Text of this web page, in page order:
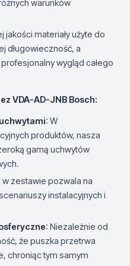
warunków
jakości materiały użyte do
długowieczność, a
wygląd całego
VDA-AD-JNB Bosch:
: W
produktów, nasza
gamą uchwytów
w zestawie pozwala na
instalacyjnych i
: Niezależnie od
że puszka przetrwa
chroniąc tym samym